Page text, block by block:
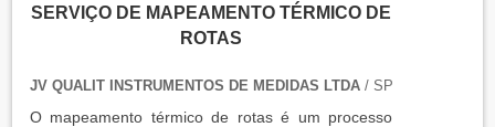
SERVIÇO DE MAPEAMENTO TÉRMICO DE
ROTAS
JV QUALIT INSTRUMENTOS DE MEDIDAS LTDA/ SP
O mapeamento térmico de rotas é um processo